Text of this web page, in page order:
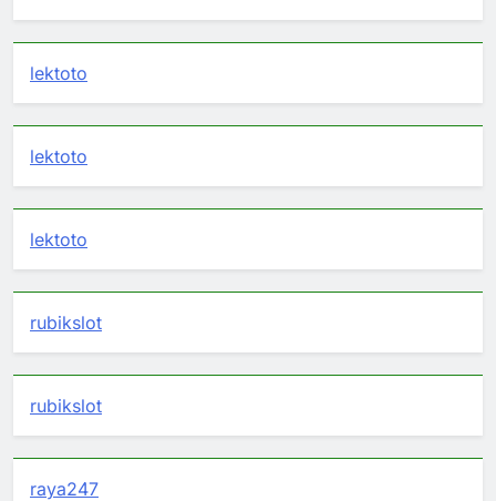
lektoto
lektoto
lektoto
rubikslot
rubikslot
raya247